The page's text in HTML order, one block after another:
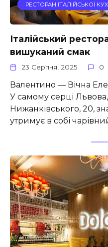
РЕСТОРАН ІТАЛІЙСЬКОЇ
Італійський
вишуканий смак
23 Серпня, 2025 0
Валентино — Вічна
У самому серці
Нижанківського, 20,
утримує в собі